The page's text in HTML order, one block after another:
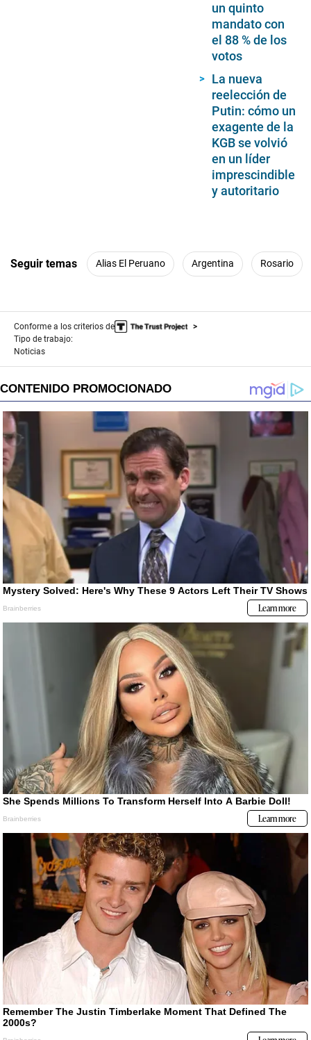
un quinto
mandato con
el 88 % de los
votos
La nueva
reelección de
Putin: cómo un
exagente de la
KGB se volvió
en un líder
imprescindible
y autoritario
Seguir temas Alias El Peruano Argentina Rosario
Conforme a los criterios de
Tipo de trabajo:
Noticias